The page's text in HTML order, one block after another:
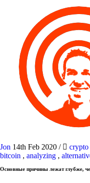
Jon 14th Feb 2020 / crypto
bitcoin , analyzing ,
Основные причины лежат глубже,